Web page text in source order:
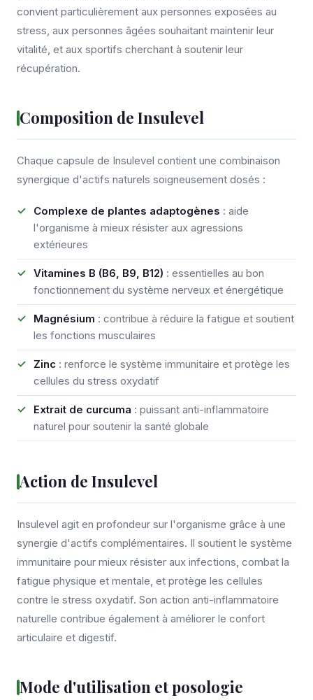
convient particulièrement aux personnes exposées au
stress, aux personnes âgées souhaitant maintenir leur
vitalité, et aux sportifs cherchant à soutenir leur
récupération.
Composition de Insulevel
Chaque capsule de Insulevel contient une combinaison
synergique d'actifs naturels soigneusement dosés :
Complexe de plantes adaptogènes : aide
l'organisme à mieux résister aux agressions
extérieures
Vitamines B (B6, B9, B12) : essentielles au bon
fonctionnement du système nerveux et énergétique
Magnésium : contribue à réduire la fatigue et soutient
les fonctions musculaires
Zinc : renforce le système immunitaire et protège les
cellules du stress oxydatif
Extrait de curcuma : puissant anti-inflammatoire
naturel pour soutenir la santé globale
Action de Insulevel
Insulevel agit en profondeur sur l'organisme grâce à une
synergie d'actifs complémentaires. Il soutient le système
immunitaire pour mieux résister aux infections, combat la
fatigue physique et mentale, et protège les cellules
contre le stress oxydatif. Son action anti-inflammatoire
naturelle contribue également à améliorer le confort
articulaire et digestif.
Mode d'utilisation et posologie